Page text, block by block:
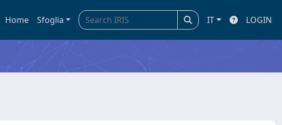
Home Sfoglia IT LOGIN